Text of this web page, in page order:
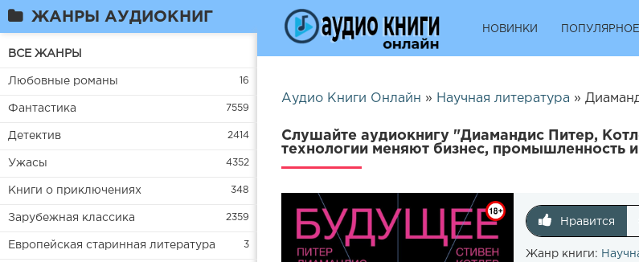
ЖАНРЫ АУДИОКНИГ
ВСЕ ЖАНРЫ
Любовные романы 16
Фантастика 7559
Детектив 2414
Ужасы 4352
Книги о приключениях 348
Зарубежная классика 2359
Европейская старинная литература 3
НОВИНКИ ПОПУЛЯРНОЕ
Аудио Книги Онлайн » Научная литература » Диамандис
Слушайте аудиокнигу "Диамандис Питер,
технологии меняют бизнес, промышленность
Нравится
Жанр книги: